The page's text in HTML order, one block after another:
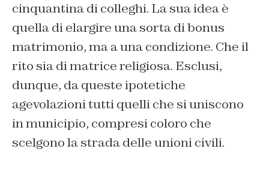
cinquantina di colleghi. La sua idea è
quella di elargire una sorta di bonus
matrimonio, ma a una condizione. Che il
rito sia di matrice religiosa. Esclusi,
dunque, da queste ipotetiche
agevolazioni tutti quelli che si uniscono
in municipio, compresi coloro che
scelgono la strada delle unioni civili.